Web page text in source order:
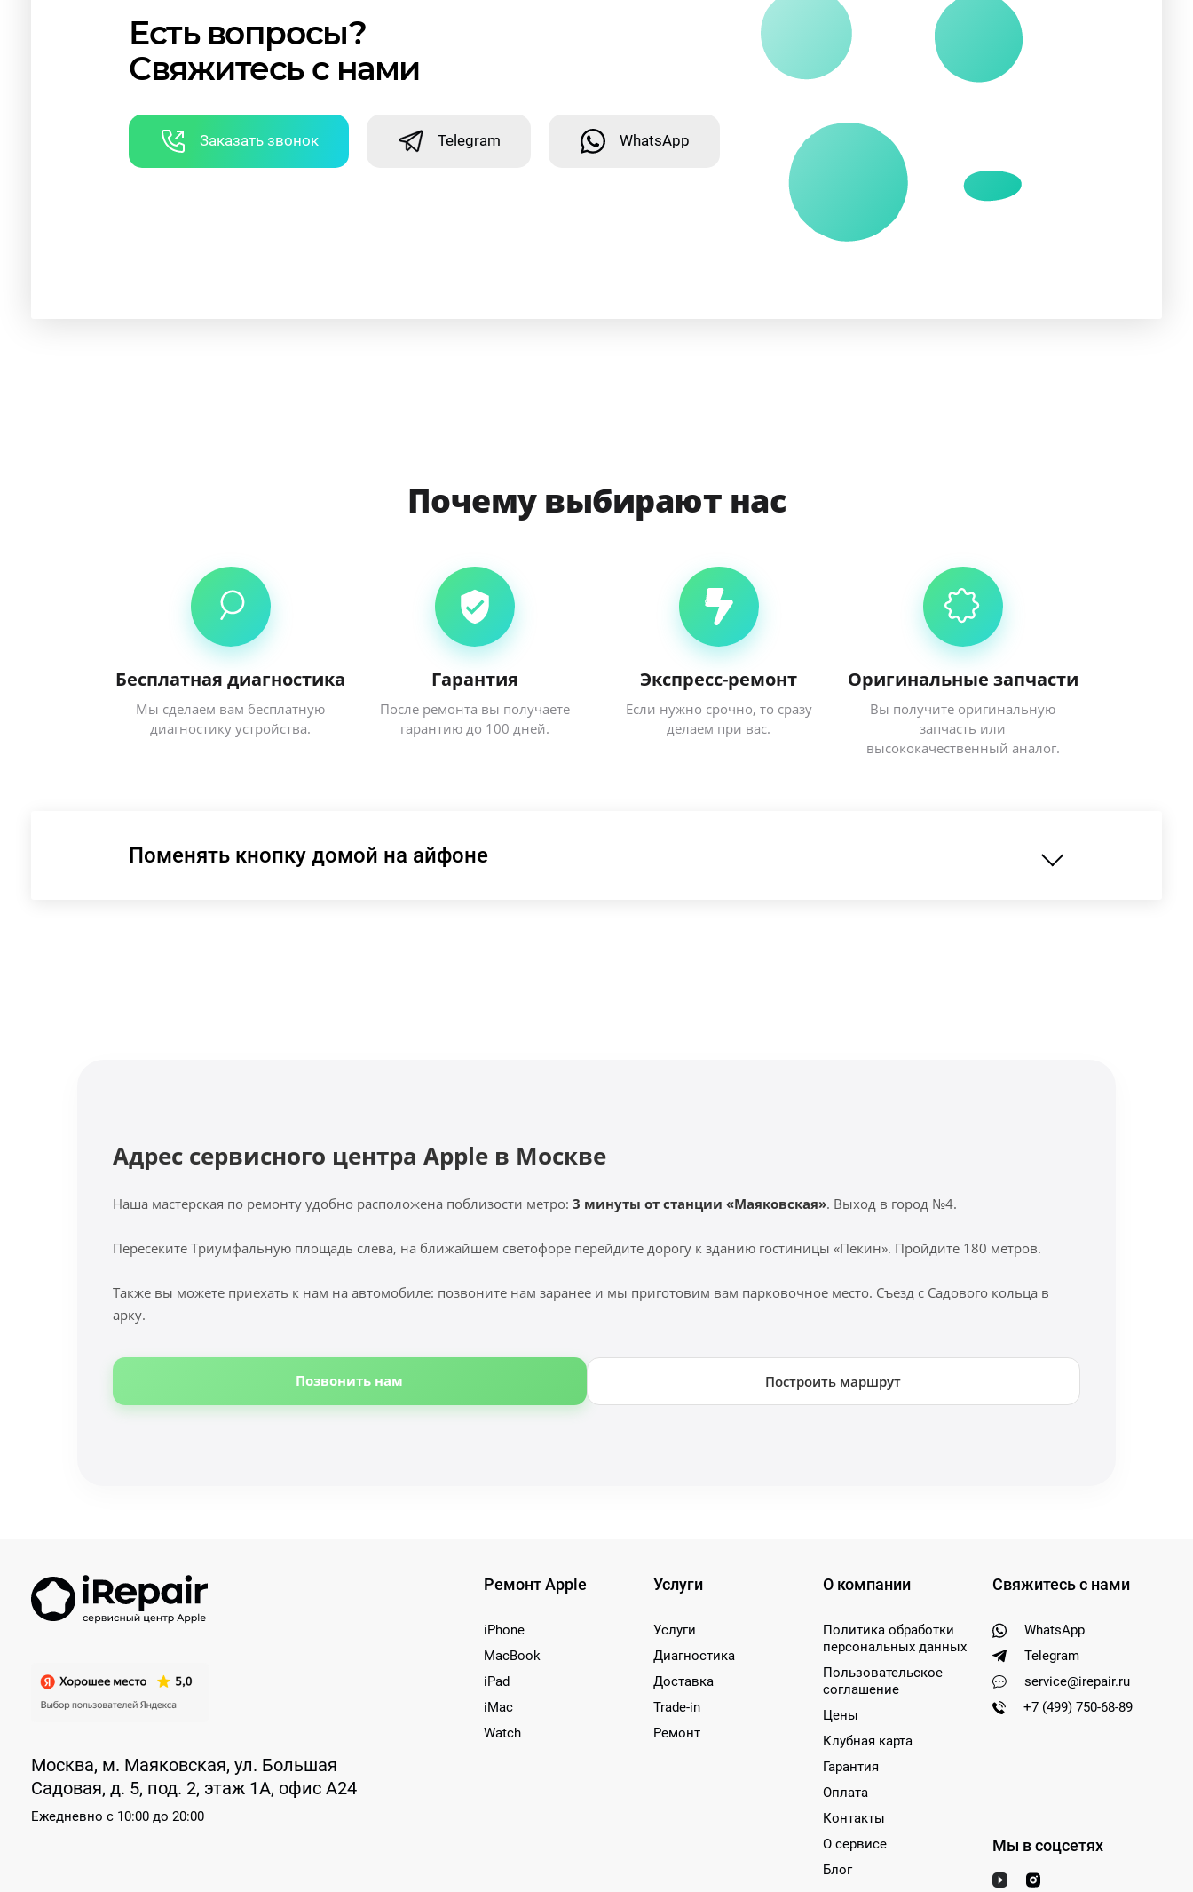
Есть вопросы?
Свяжитесь с нами
Заказать звонок Telegram WhatsApp
Почему выбирают нас
Бесплатная диагностика
Мы сделаем вам бесплатную
диагностику устройства.
Гарантия
После ремонта вы получаете
гарантию до 100 дней.
Экспресс-ремонт
Если нужно срочно, то сразу
делаем при вас.
Оригинальные запчасти
Вы получите оригинальную
запчасть или
высококачественный аналог.
Поменять кнопку домой на айфоне
Адрес сервисного центра Apple в Москве
Наша мастерская по ремонту удобно расположена поблизости метро: 3 минуты от станции «Маяковская». Выход в город №4.
Пересеките Триумфальную площадь слева, на ближайшем светофоре перейдите дорогу к зданию гостиницы «Пекин». Пройдите 180 метров.
Также вы можете приехать к нам на автомобиле: позвоните нам заранее и мы приготовим вам парковочное место. Съезд с Садового кольца в
арку.
Позвонить нам Построить маршрут
Москва, м. Маяковская, ул. Большая
Садовая, д. 5, под. 2, этаж 1А, офис А24
Ежедневно с 10:00 до 20:00
Ремонт Apple
iPhone
MacBook
iPad
iMac
Watch
Услуги
Услуги
Диагностика
Доставка
Trade-in
Ремонт
О компании
Политика обработки
персональных данных
Пользовательское
соглашение
Цены
Клубная карта
Гарантия
Оплата
Контакты
О сервисе
Блог
Свяжитесь с нами
WhatsApp
Telegram
service@irepair.ru
+7 (499) 750-68-89
Мы в соцсетях